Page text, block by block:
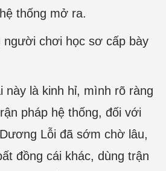
thống mở ra.
chơi học sơ cấp bày
này là kinh hỉ, mình rõ ràng
pháp hệ thống, đối với
Lỗi đã sớm chờ lâu,
đồng cái khác, dùng trận